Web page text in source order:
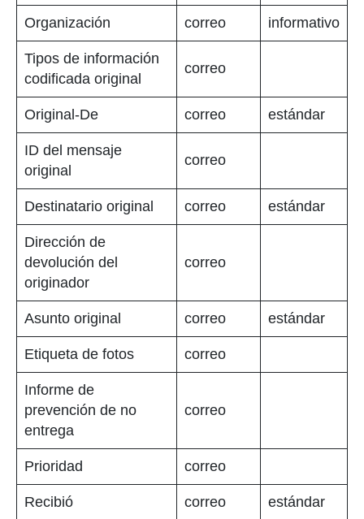
Organización correo informativo
Tipos de información
codificada original
correo
Original-De correo estándar
ID del mensaje
original
correo
Destinatario original correo estándar
Dirección de
devolución del
originador
correo
Asunto original correo estándar
Etiqueta de fotos correo
Informe de
prevención de no
entrega
correo
Prioridad correo
Recibió correo estándar